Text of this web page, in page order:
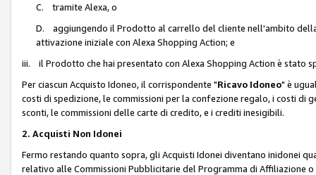
C. tramite Alexa, o
D. aggiungendo il Prodotto al carrello del cliente nell'ambito
attivazione iniziale con Alexa Shopping Action; e
iii. il Prodotto che hai presentato con Alexa Shopping Action è stato
Per ciascun Acquisto Idoneo, il corrispondente "Ricavo Idoneo" è
costi di spedizione, le commissioni per la confezione regalo, i costi di
sconti, le commissioni delle carte di credito, e i crediti inesigibili.
2. Acquisti Non Idonei
Fermo restando quanto sopra, gli Acquisti Idonei diventano inidonei
relativo alle Commissioni Pubblicitarie del Programma di Affiliazione